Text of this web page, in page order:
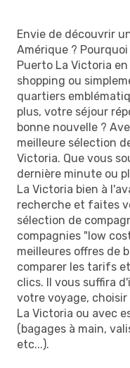
Envie de découvrir
Amérique ?
Puerto La Victoria
shopping ou
quartiers
plus, votre séjour
bonne nouvelle ?
meilleure sélection
Victoria. Que vous
dernière minute ou
La Victoria bien à
recherche et faites
sélection de
compagnies "low
meilleures offres de
comparer les tarifs
clics. Il vous suffira
votre voyage,
La Victoria ou avec
(bagages à main,
etc...).